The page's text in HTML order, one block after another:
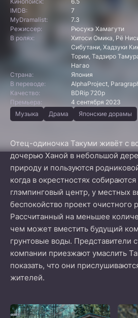
IMDB:
7
MyDramalist:
7.3
Режиссер:
Рюсукэ Хамагути
В ролях:
Хитоси Омика, Рё
Сибутани, Хадзуки
Тории, Тадзиро
Нагао
Страна:
Япония
В переводе:
AlphaProject,
Качество:
BDRip 720p
Премьера:
4 сентября 2023
Музыка
Драма Японские дорамы
Отец-одиночка Такуми живёт с
дочерью Ханой в небольшой
природу и пользуются
когда в окрестностях собираются
глэмпинговый центр, у местных
беспокойство проект очистного
Рассчитанный на меньшее
чем может вместить будущий
грунтовые воды. Представители
компании приезжают умаслить
показать, что они
жителей.